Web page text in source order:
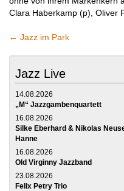
Clara Haberkamp (p), Oliver
← Jazz im Park
Jazz Live
14.08.2026
„M“ Jazzgambenquartett
16.08.2026
Silke Eberhard & Nikolas
Hanne
16.08.2026
Old Virginny Jazzband
23.08.2026
Felix Petry Trio